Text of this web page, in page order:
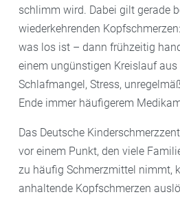
schlimm wird. Dabei gilt gerade
wiederkehrenden
was los ist – dann frühzeitig
einem ungünstigen Kreislauf aus
Schlafmangel, Stress,
Ende immer häufigerem
Das Deutsche
vor einem Punkt, den viele
zu häufig Schmerzmittel nimmt,
anhaltende Kopfschmerzen